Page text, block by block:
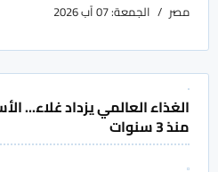
مصر الجمعة: 07 آب 2026
الغذاء العالمي يزداد غلاء...
منذ 3 سنوات